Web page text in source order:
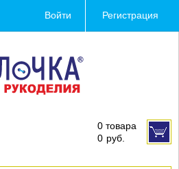
Войти Регистрация
0 товара
0 руб.